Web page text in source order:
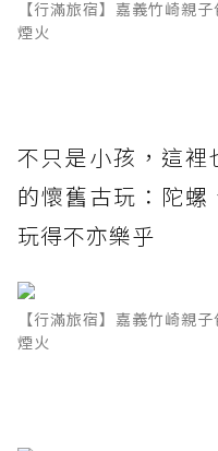
【行滿旅宿】嘉義竹崎親
煙火
不只是小孩，這裡
的懷舊古玩：陀
玩得不亦樂乎
【行滿旅宿】嘉義竹崎親
煙火